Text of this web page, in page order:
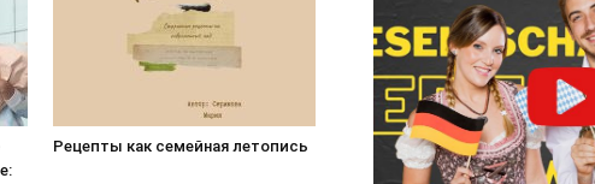
Рецепты как семейная летопись